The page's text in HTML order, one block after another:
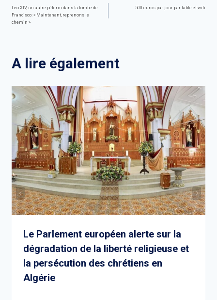
Navigation
de
Leo XIV, un autre pèlerin dans la tombe de
Francisco: « Maintenant, reprenons le
chemin »
500 euros par jour par table et wifi
A lire également
Le Parlement européen alerte sur la
dégradation de la liberté religieuse et
la persécution des chrétiens en
Algérie